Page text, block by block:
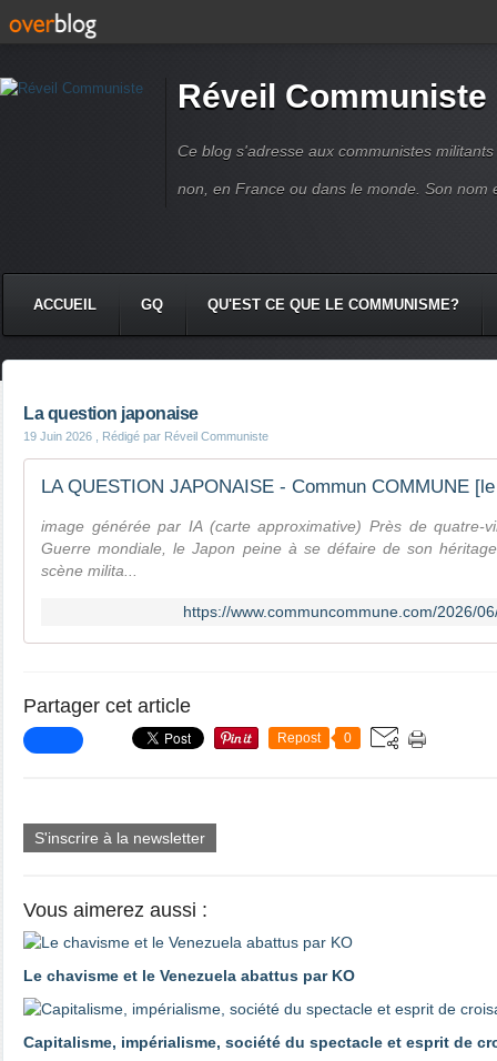
Réveil Communiste
Ce blog s'adresse aux communistes
non, en France ou dans le monde. Son nom
ACCUEIL GQ QU'EST CE QUE LE COMMUNISME?
La question japonaise
19 Juin 2026 , Rédigé par Réveil Communiste
LA QUESTION JAPONAISE - Commun COMMUNE
image générée par IA (carte approximative) Près de quatre-
Guerre mondiale, le Japon peine à se défaire de son
scène milita...
https://www.communcommune.com/2026/
Partager cet article
Repost 0
S'inscrire à la newsletter
Vous aimerez aussi :
Le chavisme et le Venezuela abattus par KO
Capitalisme, impérialisme, société du spectacle et esprit de